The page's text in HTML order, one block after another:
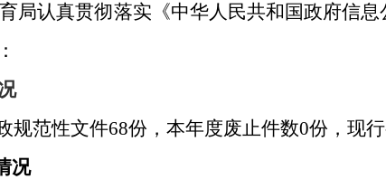
局认真贯彻落实《中华人民共和国政府信
规范性文件68份，本年度废止件数0份，现
况